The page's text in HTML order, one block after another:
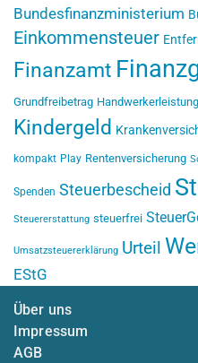
Bundesfinanzministerium
Einkommensteuer
Finanzamt
Grundfreibetrag
Kindergeld
kompakt Play Rentenversicherung
Spenden Steuerbescheid
Steuererstattung steuerfrei
Umsatzsteuererklärung Urteil
EStG
Über uns
Impressum
AGB